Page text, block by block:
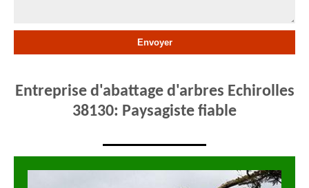
Entreprise d'abattage d'arbres Echirolles
38130: Paysagiste fiable